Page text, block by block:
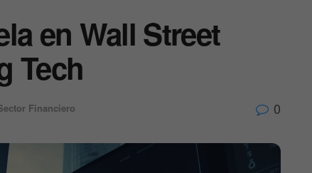
en Wall Street
Tech
Financiero 0